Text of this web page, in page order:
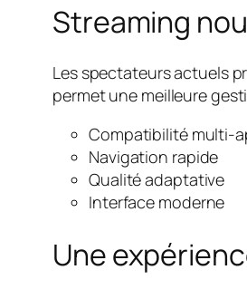
Streaming
Les spectateurs actuels
permet une meilleure
Compatibilité multi-
Navigation rapide
Qualité adaptative
Interface moderne
Une